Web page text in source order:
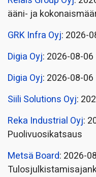
ääni- ja
GRK Infra Oyj: 2026-
Digia Oyj: 2026-08-
Digia Oyj: 2026-08-
Siili Solutions Oyj:
Reka Industrial Oyj:
Puolivuosikatsaus
Metsä Board: 2026-